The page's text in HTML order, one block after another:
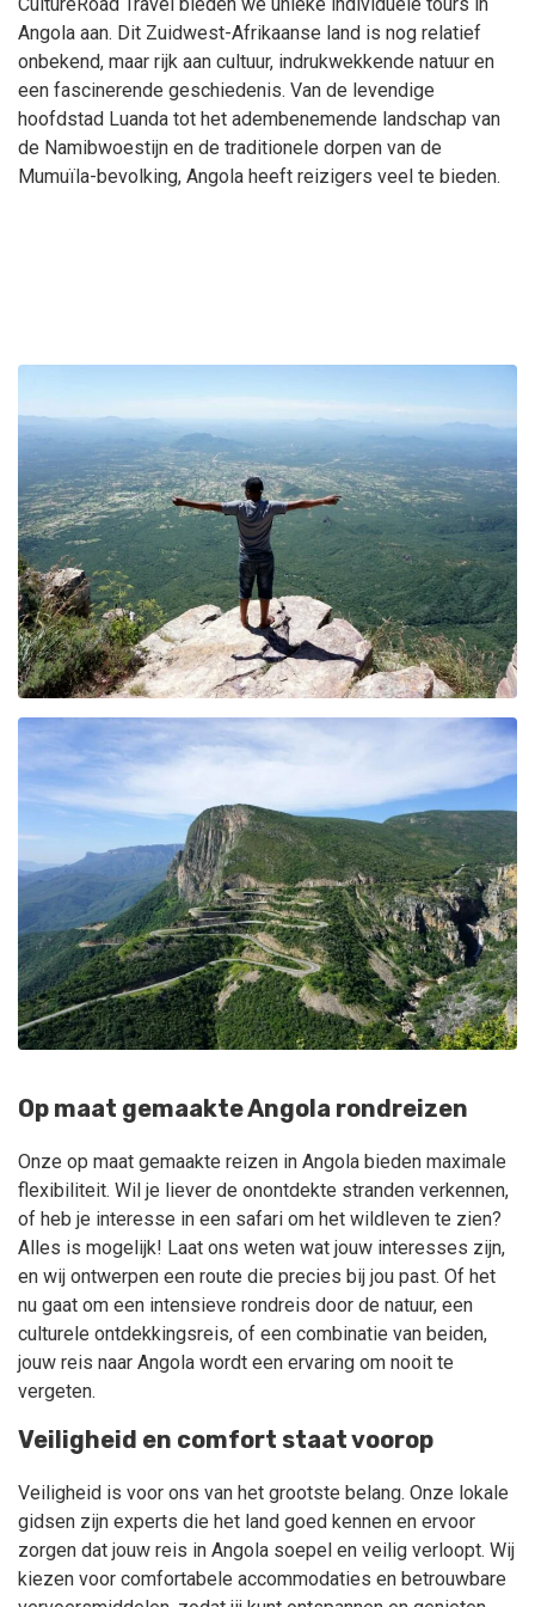
Angola aan. Dit Zuidwest-Afrikaanse land is nog relatief
onbekend, maar rijk aan cultuur, indrukwekkende natuur en
een fascinerende geschiedenis. Van de levendige
hoofdstad Luanda tot het adembenemende landschap van
de Namibwoestijn en de traditionele dorpen van de
Mumuïla-bevolking, Angola heeft reizigers veel te bieden.
Op maat gemaakte Angola rondreizen
Onze op maat gemaakte reizen in Angola bieden maximale
flexibiliteit. Wil je liever de onontdekte stranden verkennen,
of heb je interesse in een safari om het wildleven te zien?
Alles is mogelijk! Laat ons weten wat jouw interesses zijn,
en wij ontwerpen een route die precies bij jou past. Of het
nu gaat om een intensieve rondreis door de natuur, een
culturele ontdekkingsreis, of een combinatie van beiden,
jouw reis naar Angola wordt een ervaring om nooit te
vergeten.
Veiligheid en comfort staat voorop
Veiligheid is voor ons van het grootste belang. Onze lokale
gidsen zijn experts die het land goed kennen en ervoor
zorgen dat jouw reis in Angola soepel en veilig verloopt. Wij
kiezen voor comfortabele accommodaties en betrouwbare